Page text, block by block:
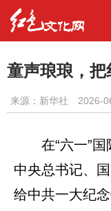
童声琅琅，
来源：新华社 2026-
在“六一”
中央总书记、
给中共一大纪